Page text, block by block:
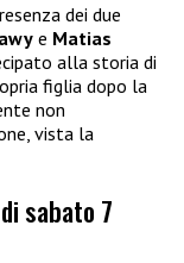
dei due
e Matias
alla storia di
figlia dopo la
non
vista la
sabato 7